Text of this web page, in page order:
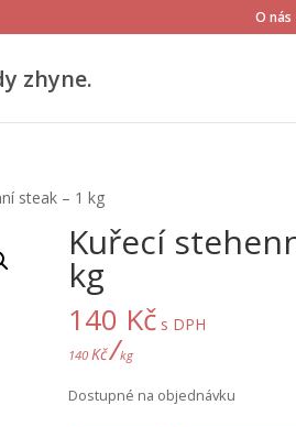
O nás
zhyne.
steak – 1 kg
Kuřecí
kg
140 Kč s DPH
140Kč/kg
Dostupné na objednávku